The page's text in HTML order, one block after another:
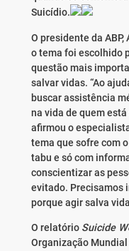
Suicídio.
O presidente da
o tema foi escolhido
questão mais
salvar vidas. “Ao
buscar assistência
na vida de quem
afirmou o
tema que sofre com
tabu e só com
conscientizar as
evitado. Precisamos
porque agir salva
O relatório Suicide
Organização Mundial